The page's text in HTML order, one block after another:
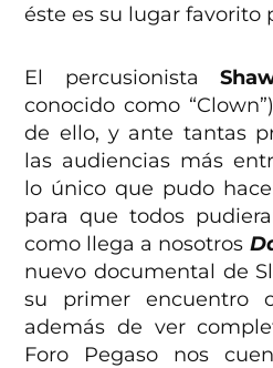
éste es su lugar favorito
El percusionista
conocido como
de ello, y ante tantas
las audiencias más
lo único que pudo
para que todos
como llega a nosotros
nuevo documental de
su primer encuentro
además de ver
Foro Pegaso nos